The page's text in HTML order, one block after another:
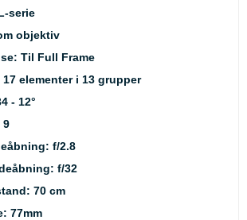
serie
objektiv
Til Full Frame
elementer i 13 grupper
- 12°
9
f/2.8
f/32
70 cm
77mm